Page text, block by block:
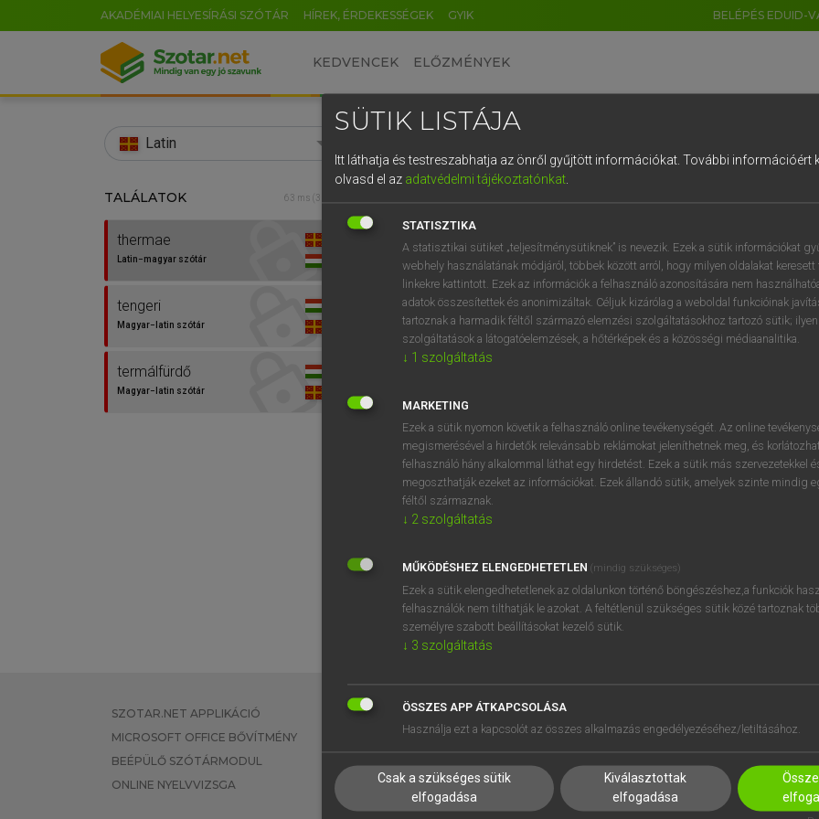
AKADÉMIAI HELYESÍRÁSI SZÓTÁR HÍREK, ÉRDEKESSÉGEK GYIK BELÉPÉS EDUID-
KEDVENCEK ELŐZMÉNYEK
Latin
TALÁLATOK 63 ms (3 db)
thermae
Latin−magyar szótár
tengeri
Magyar−latin szótár
termálfürdő
Magyar−latin szótár
Latin−magyar szótár
VAN ELŐFIZETÉSED?
megtekintéséhez.
BELÉPÉS
próbaverziójának
regisztrálok ésbelépek.
REGISZTRÁCIÓ
SZOTAR.NET APPLIKÁCIÓ
MICROSOFT OFFICE BŐVÍTMÉNY
BEÉPÜLŐ SZÓTÁRMODUL
ONLINE NYELVVIZSGA
EGYÉNI FELHASZNÁLÓKNAK
TANULÓKNAK
VÁLLALATI MEGOLDÁSOK
SÚGÓ
RÓLUNK
SÜTI BEÁLLÍTÁSOK
SÜTIK LISTÁJA
Itt láthatja és testreszabhatja az önről gyűjtött információkat. További információért
olvasd el az adatvédelmi tájékoztatónkat.
STATISZTIKA
A statisztikai sütiket „teljesítménysütiknek” is nevezik. Ezek a sütik információkat
webhely használatának módjáról, többek között arról, hogy milyen oldalakat keresett
linkekre kattintott. Ezek az információk a felhasználó azonosítására nem
adatok összesítettek és anonimizáltak. Céljuk kizárólag a weboldal funkcióinak
tartoznak a harmadik féltől származó elemzési szolgáltatásokhoz tartozó sütik;
szolgáltatások a látogatóelemzések, a hőtérképek és a közösségi médiaanalitika.
↓ 1 szolgáltatás
MARKETING
Ezek a sütik nyomon követik a felhasználó online tevékenységét. Az online
megismerésével a hirdetők relevánsabb reklámokat jeleníthetnek meg, és
felhasználó hány alkalommal láthat egy hirdetést. Ezek a sütik más szervezetekkel
megoszthatják ezeket az információkat. Ezek állandó sütik, amelyek szinte mindig
féltől származnak.
↓ 2 szolgáltatás
MŰKÖDÉSHEZ ELENGEDHETETLEN (mindig szükséges)
Ezek a sütik elengedhetetlenek az oldalunkon történő böngészéshez,a funkciók
felhasználók nem tilthatják le azokat. A feltétlenül szükséges sütik közé tartoznak
személyre szabott beállításokat kezelő sütik.
↓ 3 szolgáltatás
ÖSSZES APP ÁTKAPCSOLÁSA
Használja ezt a kapcsolót az összes alkalmazás engedélyezéséhez/letiltásához.
Csak a szükséges sütik
elfogadása
Kiválasztottak
elfogadása
EN HU DE CN FR ES IT NL
0 1 2 3 4 5 6 7 8 9
q w e r t z u i
a s d f g h j k l é
í y x c v b n m , .